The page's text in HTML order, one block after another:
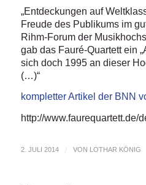
„Entdeckungen auf
Freude des Publikums im
Rihm-Forum der
gab das Fauré-Quartett ein
sich doch 1995 an dieser
(…)“
kompletter Artikel der BNN
http://www.faurequartett.de/
2. JULI 2014 / VON LOTHAR KÖNIG